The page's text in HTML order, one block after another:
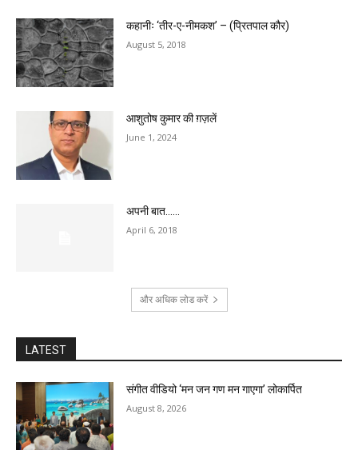
कहानीः ‘तीर-ए-नीमकश’ – (प्रितपाल कौर)
August 5, 2018
आशुतोष कुमार की ग़ज़लें
June 1, 2024
अपनी बात……
April 6, 2018
और अधिक लोड करें
LATEST
संगीत वीडियो ‘मन जन गण मन गाएगा’ लोकार्पित
August 8, 2026